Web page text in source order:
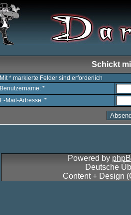
Schickt
Mit * markierte Felder sind erforderlich
Benutzername: *
E-Mail-Adresse: *
Powered by
Deutsche
Content + Design